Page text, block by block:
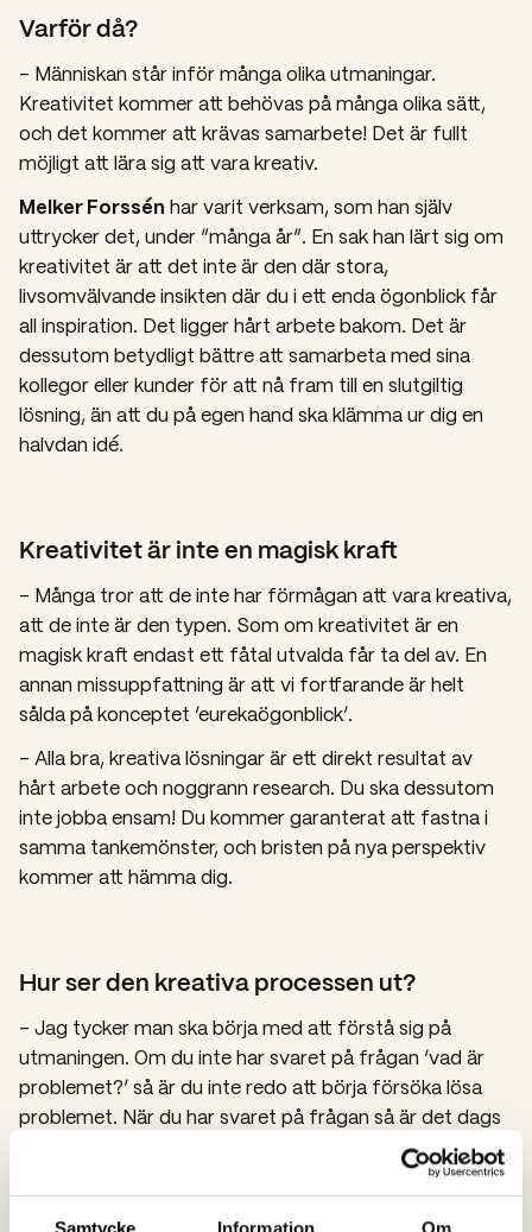
Varför då?
– Människan står inför många olika utmaningar.
Kreativitet kommer att behövas på många olika sätt,
och det kommer att krävas samarbete! Det är fullt
möjligt att lära sig att vara kreativ.
Melker Forssén har varit verksam, som han själv
uttrycker det, under “många år”. En sak han lärt sig om
kreativitet är att det inte är den där stora,
livsomvälvande insikten där du i ett enda ögonblick får
all inspiration. Det ligger hårt arbete bakom. Det är
dessutom betydligt bättre att samarbeta med sina
kollegor eller kunder för att nå fram till en slutgiltig
lösning, än att du på egen hand ska klämma ur dig en
halvdan idé.
Kreativitet är inte en magisk kraft
– Många tror att de inte har förmågan att vara kreativa,
att de inte är den typen. Som om kreativitet är en
magisk kraft endast ett fåtal utvalda får ta del av. En
annan missuppfattning är att vi fortfarande är helt
sålda på konceptet ‘eurekaögonblick’.
– Alla bra, kreativa lösningar är ett direkt resultat av
hårt arbete och noggrann research. Du ska dessutom
inte jobba ensam! Du kommer garanterat att fastna i
samma tankemönster, och bristen på nya perspektiv
kommer att hämma dig.
Hur ser den kreativa processen ut?
– Jag tycker man ska börja med att förstå sig på
utmaningen. Om du inte har svaret på frågan ‘vad är
problemet?’ så är du inte redo att börja försöka lösa
problemet. När du har svaret på frågan så är det dags
att samla så många insikter du kan. Det är den största
delen av arbetet. Ett bra sätt att gå tillväga är att
involvera fler människor i processen, eftersom antalet